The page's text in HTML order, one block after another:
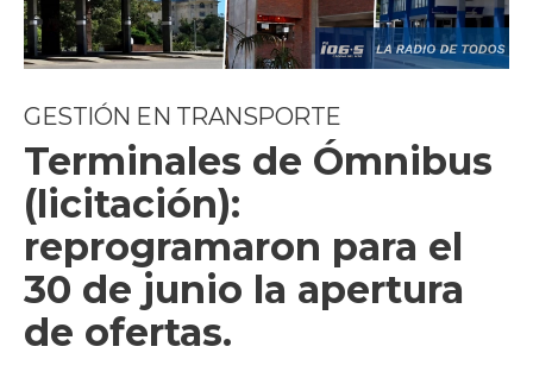
GESTIÓN EN TRANSPORTE
Terminales de Ómnibus
(licitación):
reprogramaron para el
30 de junio la apertura
de ofertas.